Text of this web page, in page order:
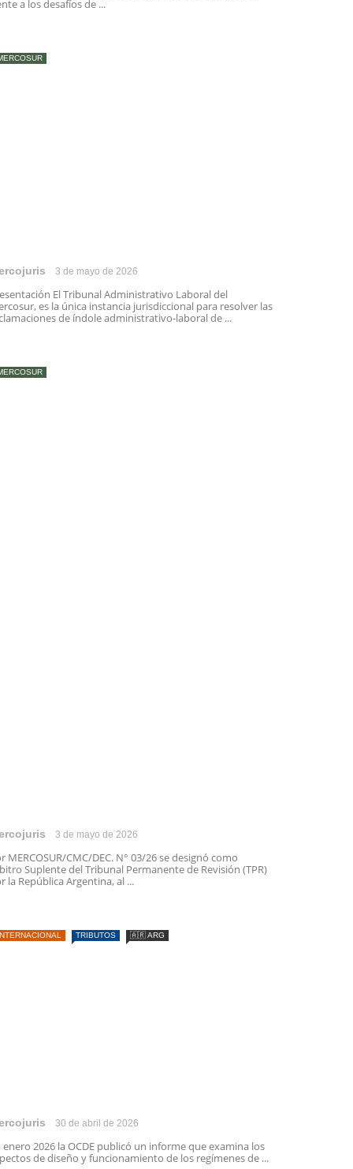
a los desafíos de ...
3 de mayo de 2026
El Tribunal Administrativo Laboral del
es la única instancia jurisdiccional para resolver las
de índole administrativo-laboral de ...
3 de mayo de 2026
MERCOSUR/CMC/DEC. N° 03/26 se designó como
Suplente del Tribunal Permanente de Revisión (TPR)
la República Argentina, al ...
TRIBUTOS 🇦🇷 ARG
30 de abril de 2026
enero 2026 la OCDE publicó un informe que examina los
de diseño y funcionamiento de los regímenes de ...